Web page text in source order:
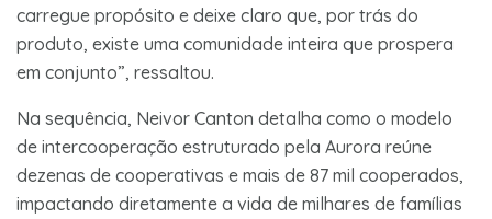
carregue propósito e deixe claro que, por trás do
produto, existe uma comunidade inteira que prospera
em conjunto”, ressaltou.
Na sequência, Neivor Canton detalha como o modelo
de intercooperação estruturado pela Aurora reúne
dezenas de cooperativas e mais de 87 mil cooperados,
impactando diretamente a vida de milhares de famílias